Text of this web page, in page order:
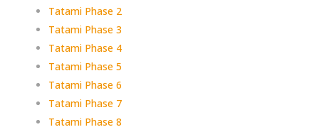
Tatami Phase 2
Tatami Phase 3
Tatami Phase 4
Tatami Phase 5
Tatami Phase 6
Tatami Phase 7
Tatami Phase 8